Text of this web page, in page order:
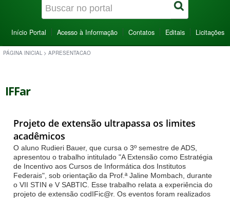
Início Portal Acesso à Informação Contatos Editais Licitações
PÁGINA INICIAL > APRESENTACAO
IFFar
Projeto de extensão ultrapassa os limites
acadêmicos
O aluno Rudieri Bauer, que cursa o 3º semestre de ADS,
apresentou o trabalho intitulado "A Extensão como Estratégia
de Incentivo aos Cursos de Informática dos Institutos
Federais", sob orientação da Prof.ª Jaline Mombach, durante
o VII STIN e V SABTIC. Esse trabalho relata a experiência do
projeto de extensão codIFic@r. Os eventos foram realizados